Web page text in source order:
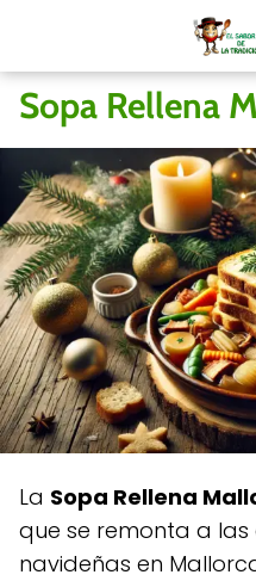
Sopa Rellena
La Sopa Rellena
que se remonta a
navideñas en